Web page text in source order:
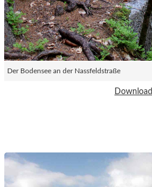
Der Bodensee an der Nassfeldstraße
Download